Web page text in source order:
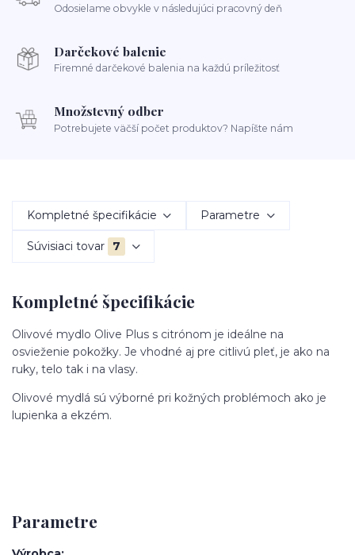
Odosielame obvykle v následujúci pracovný deň
Darčekové balenie
Firemné darčekové balenia na každú príležitosť
Množstevný odber
Potrebujete väčší počet produktov? Napíšte nám
Kompletné špecifikácie Parametre
Súvisiaci tovar 7
Kompletné špecifikácie
Olivové mydlo Olive Plus s citrónom je ideálne na
osvieženie pokožky. Je vhodné aj pre citlivú pleť, je ako na
ruky, telo tak i na vlasy.
Olivové mydlá sú výborné pri kožných problémoch ako je
lupienka a ekzém.
Parametre